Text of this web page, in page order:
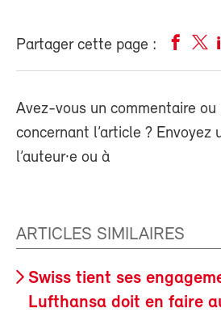
Partager cette page :
Avez-vous un commentaire ou
concernant l’article ? Envoyez
l’auteur·e ou à
ARTICLES SIMILAIRES
Swiss tient ses
Lufthansa doit en faire